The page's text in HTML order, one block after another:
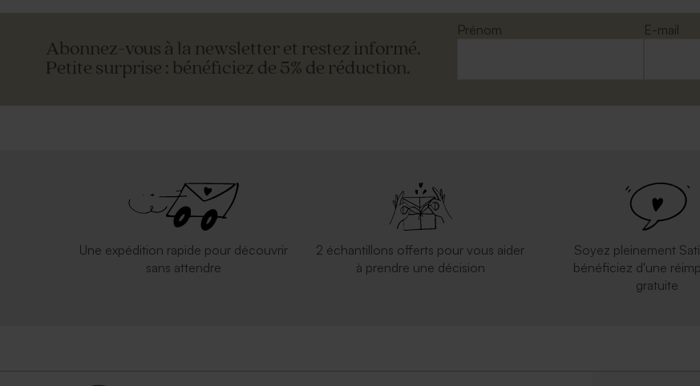
Abonnez-vous à la newsletter et restez informé.
Petite surprise : bénéficiez de 5% de réduction.
Prénom
E-mail
Une expédition rapide pour découvrir
sans attendre
2 échantillons offerts pour vous aider
à prendre une décision
Soyez pleinement
bénéficiez d'une
gratuite